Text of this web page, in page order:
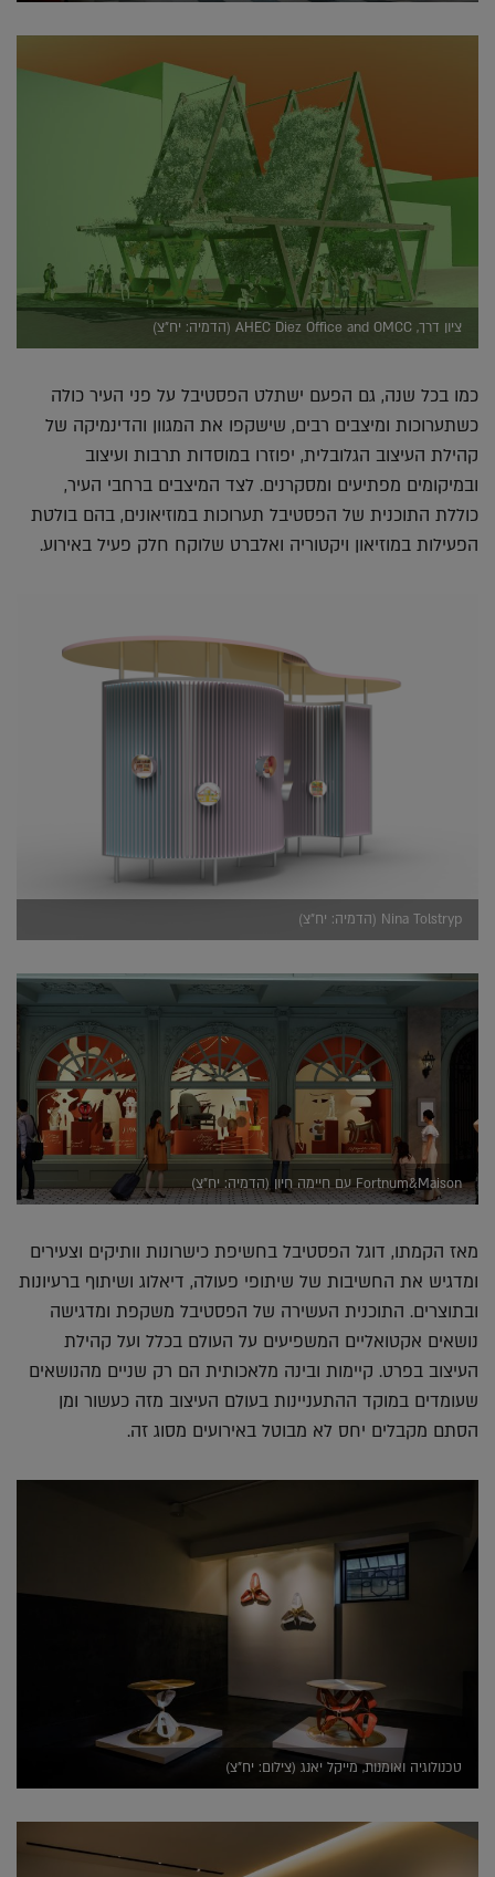
ציון דרך, AHEC Diez Office and OMCC (הדמיה: יח"צ)
כמו בכל שנה, גם הפעם ישתלט הפסטיבל על פני העיר כולה
כשתערוכות ומיצבים רבים, שישקפו את המגוון והדינמיקה של
קהילת העיצוב הגלובלית, יפוזרו במוסדות תרבות ועיצוב
ובמיקומים מפתיעים ומסקרנים. לצד המיצבים ברחבי העיר,
כוללת התוכנית של הפסטיבל תערוכות במוזיאונים, בהם בולטת
הפעילות במוזיאון ויקטוריה ואלברט שלוקח חלק פעיל באירוע.
Nina Tolstryp (הדמיה: יח"צ)
Fortnum&Maison עם חיימה חיון (הדמיה: יח"צ)
מאז הקמתו, דוגל הפסטיבל בחשיפת כישרונות וותיקים וצעירים
ומדגיש את החשיבות של שיתופי פעולה, דיאלוג ושיתוף ברעיונות
ובתוצרים. התוכנית העשירה של הפסטיבל משקפת ומדגישה
נושאים אקטואליים המשפיעים על העולם בכלל ועל קהילת
העיצוב בפרט. קיימות ובינה מלאכותית הם רק שניים מהנושאים
שעומדים במוקד ההתעניינות בעולם העיצוב מזה כעשור ומן
הסתם מקבלים יחס לא מבוטל באירועים מסוג זה.
טכנולוגיה ואומנות, מייקל יאנג (צילום: יח"צ)